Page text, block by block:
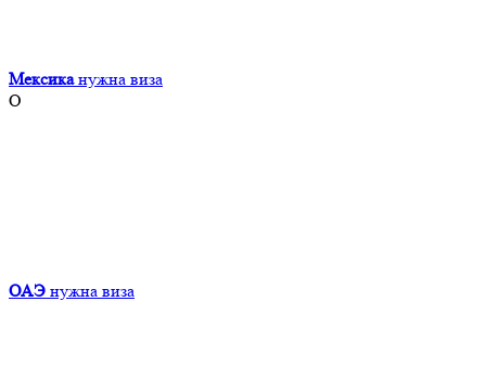
Мексика нужна виза
О
ОАЭ нужна виза